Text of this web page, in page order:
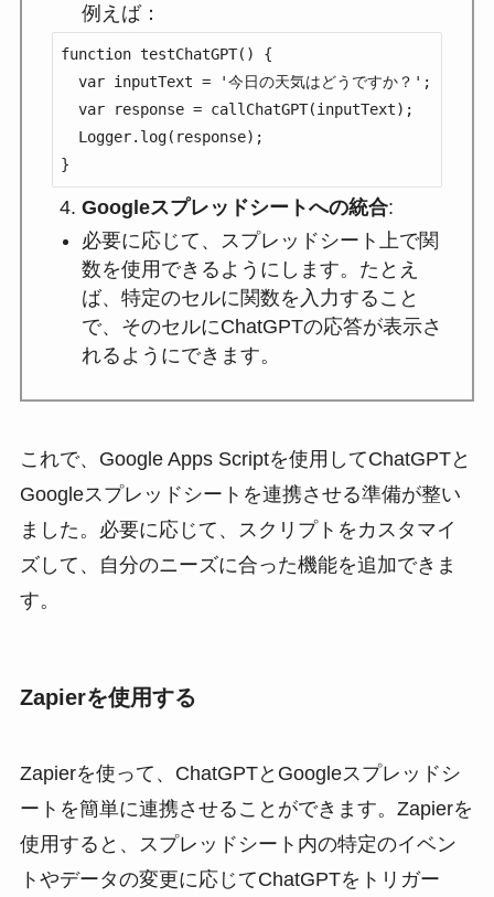
例えば：
function testChatGPT() {
  var inputText = '今日の天気はどうですか？';
  var response = callChatGPT(inputText);
  Logger.log(response);
}
Googleスプレッドシートへの統合:
必要に応じて、スプレッドシート上で関
数を使用できるようにします。たとえ
ば、特定のセルに関数を入力すること
で、そのセルにChatGPTの応答が表示さ
れるようにできます。
これで、Google Apps Scriptを使用してChatGPTと
Googleスプレッドシートを連携させる準備が整い
ました。必要に応じて、スクリプトをカスタマイ
ズして、自分のニーズに合った機能を追加できま
す。
Zapierを使用する
Zapierを使って、ChatGPTとGoogleスプレッドシ
ートを簡単に連携させることができます。Zapierを
使用すると、スプレッドシート内の特定のイベン
トやデータの変更に応じてChatGPTをトリガー